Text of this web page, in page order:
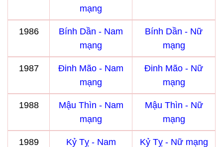
mạng
1986
Bính Dần - Nam
mạng
Bính Dần - Nữ
mạng
1987
Đinh Mão - Nam
mạng
Đinh Mão - Nữ
mạng
1988
Mậu Thìn - Nam
mạng
Mậu Thìn - Nữ
mạng
1989
Kỷ Tỵ - Nam
Kỷ Tỵ - Nữ mạng